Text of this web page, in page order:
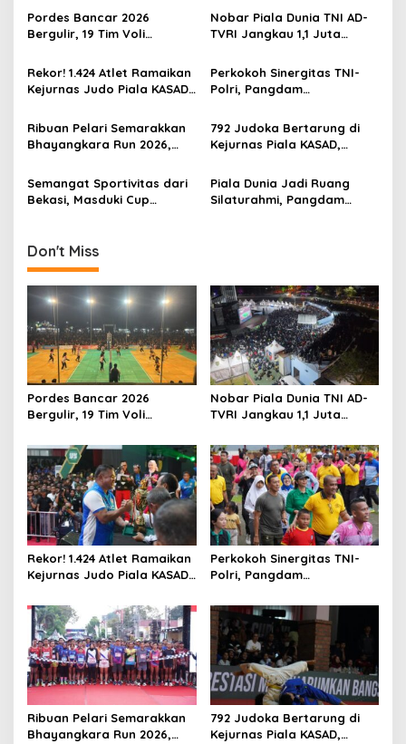
v
i
g
a
t
i
o
n
Pordes Bancar 2026
Bergulir, 19 Tim Voli
Nobar Piala Dunia TNI AD-
TVRI Jangkau 1,1 Juta
Terdongkrak
Rekor! 1.424 Atlet Ramaikan
Kejurnas Judo Piala KASAD
Juara untuk Indonesia
Perkokoh Sinergitas TNI-
Polri, Pangdam
Olahraga Bersama Hari
Bhayangkara ke-80 di
Papua Barat
Ribuan Pelari Semarakkan
Bhayangkara Run 2026,
Pemda Menguat di Blitar
792 Judoka Bertarung di
Kejurnas Piala KASAD,
Diperkuat
Semangat Sportivitas dari
Bekasi, Masduki Cup
Piala Dunia Jadi Ruang
Silaturahmi, Pangdam
Don't Miss
Pordes Bancar 2026
Bergulir, 19 Tim Voli
Nobar Piala Dunia TNI AD-
TVRI Jangkau 1,1 Juta
Terdongkrak
Rekor! 1.424 Atlet Ramaikan
Kejurnas Judo Piala KASAD
Juara untuk Indonesia
Perkokoh Sinergitas TNI-
Polri, Pangdam
Olahraga Bersama Hari
Bhayangkara ke-80 di
Papua Barat
Ribuan Pelari Semarakkan
Bhayangkara Run 2026,
792 Judoka Bertarung di
Kejurnas Piala KASAD,